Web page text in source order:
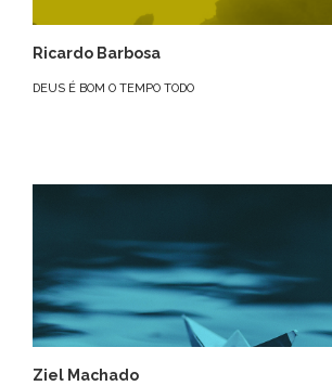
Ricardo Barbosa
DEUS É BOM O TEMPO TODO
Ziel Machado